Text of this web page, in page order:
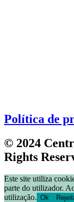
Política de
© 2024
Rights
Este site utiliza
parte do utilizador.
utilização. Ok